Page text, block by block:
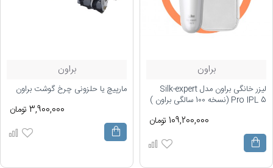
براون
لیزر خانگی براون مدل Silk-expert
Pro IPL 5 (نسخه 100 سالگی براون )
109,200,000 تومان
براون
مارپیچ یا حلزونی چرخ گوشت براون
3,900,000 تومان